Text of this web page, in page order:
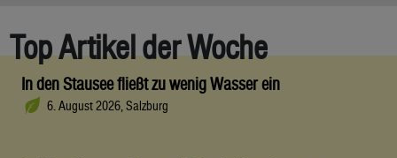
Top Artikel der Woche
In den Stausee fließt zu wenig Wasser ein
6. August 2026, Salzburg